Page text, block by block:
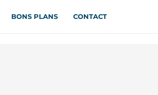
BONS PLANS CONTACT